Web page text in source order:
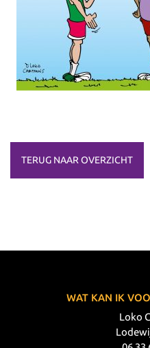
TERUG NAAR OVERZICHT
WAT KAN IK
Loko